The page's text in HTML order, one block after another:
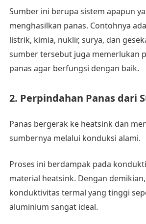
Sumber ini berupa sistem apapun
menghasilkan panas. Contohnya
listrik, kimia, nuklir, surya, dan
sumber tersebut juga memerlukan
panas agar berfungsi dengan baik.
2. Perpindahan Panas dari
Panas bergerak ke heatsink dan
sumbernya melalui konduksi alami.
Proses ini berdampak pada
material heatsink. Dengan
konduktivitas termal yang tinggi
aluminium sangat ideal.